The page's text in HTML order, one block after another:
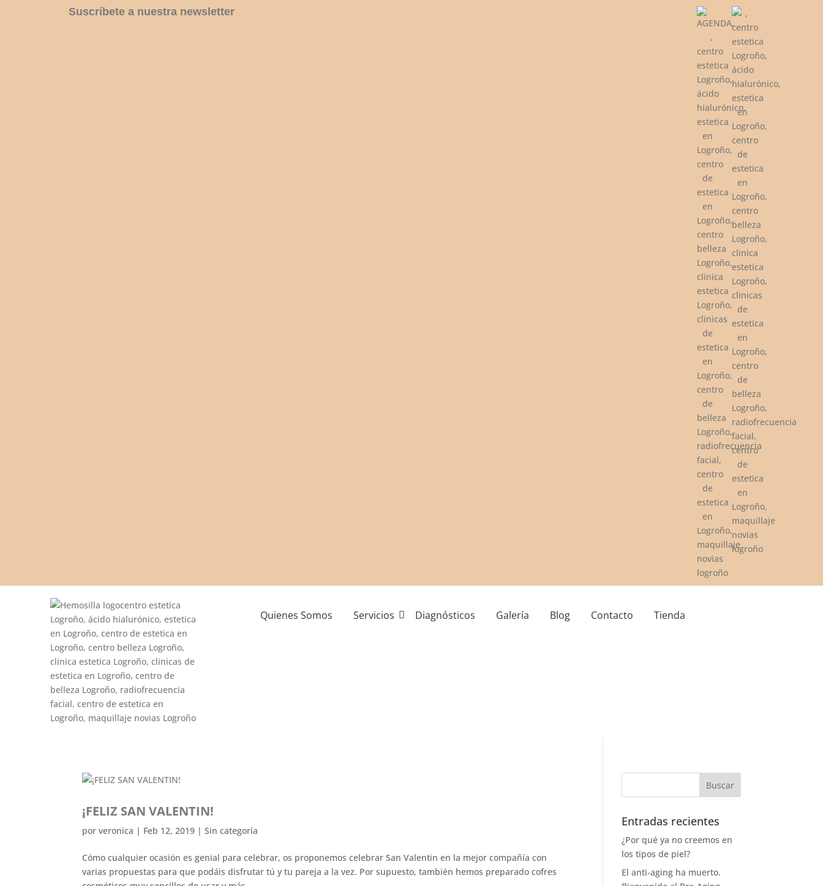
Suscríbete a nuestra newsletter
Quienes Somos Servicios Diagnósticos Galería Blog Contacto Tienda
¡FELIZ SAN VALENTIN!
porveronica | Feb 12, 2019 |Sin categoría
Cómo cualquier ocasión es genial para celebrar, os proponemos celebrar San Valentin en la mejor compañía con
varias propuestas para que podáis disfrutar tú y tu pareja a la vez. Por supuesto, también hemos preparado cofres
Entradas recientes
¿Por qué ya no creemos en
los tipos de piel?
El anti-aging ha muerto.